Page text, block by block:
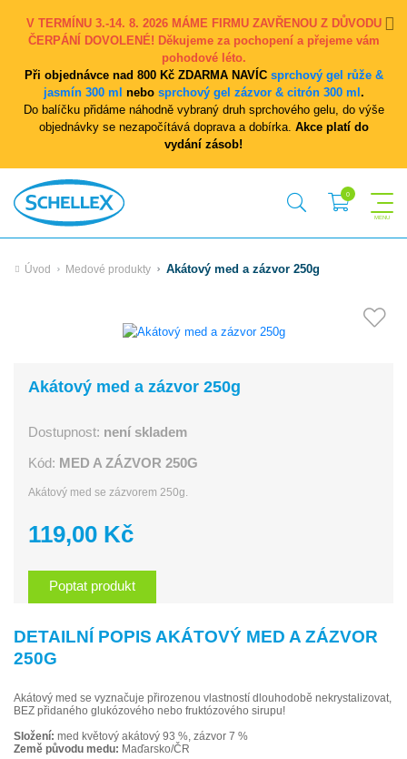
V TERMÍNU 3.-14. 8. 2026 MÁME FIRMU ZAVŘENOU Z DŮVODU
ČERPÁNÍ DOVOLENÉ! Děkujeme za pochopení a přejeme vám
pohodové léto.
Při objednávce nad 800 Kč ZDARMA NAVÍC sprchový gel růže &
jasmín 300 ml nebo sprchový gel zázvor & citrón 300 ml .
Do balíčku přidáme náhodně vybraný druh sprchového gelu, do výše
objednávky se nezapočítává doprava a dobírka. Akce platí do
vydání zásob!
Úvod Medové produkty Akátový med a zázvor 250g
Akátový med a zázvor 250g
Dostupnost: není skladem
Kód: MED A ZÁZVOR 250G
Akátový med se zázvorem 250g.
119,00 Kč
Poptat produkt
DETAILNÍ POPIS AKÁTOVÝ MED A ZÁZVOR
250G
Akátový med se vyznačuje přirozenou vlastností dlouhodobě nekrystalizovat,
BEZ přidaného glukózového nebo fruktózového sirupu!
Složení: med květový akátový 93 %, zázvor 7 %
Země původu medu: Maďarsko/ČR